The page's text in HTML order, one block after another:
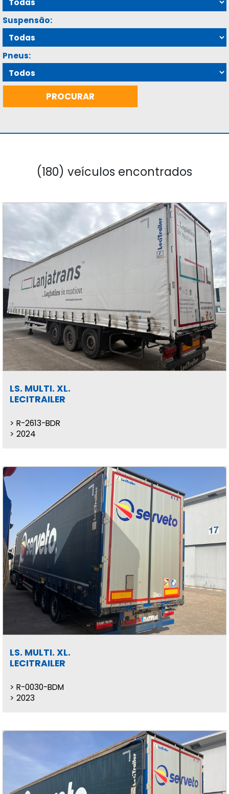
Suspensão:
Pneus:
(180) veículos encontrados
LS. MULTI. XL.
LECITRAILER
R-2613-BDR
2024
LS. MULTI. XL.
LECITRAILER
R-0030-BDM
2023